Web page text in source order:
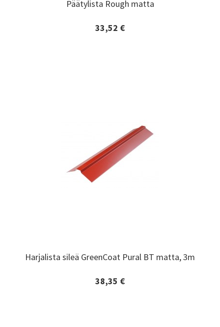
Päätylista Rough matta
33,52 €
Päätylista Rough matta
Lisätiedot ja tilaaminen
Harjalista sileä GreenCoat Pural BT matta, 3m
38,35 €
Harjalista sileä GreenCoat Pural BT matta, 3m
Lisätiedot ja tilaaminen